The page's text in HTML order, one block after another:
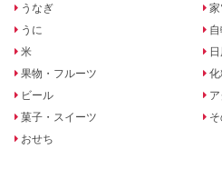
うなぎ
うに
米
果物・フルーツ
ビール
菓子・スイーツ
おせち
家
化